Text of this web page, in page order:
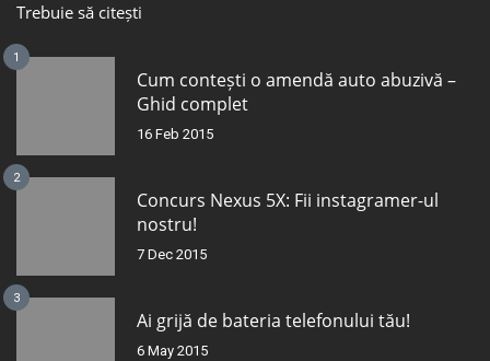
Trebuie să citești
1
Cum contești o amendă auto abuzivă –
Ghid complet
16 Feb 2015
2
Concurs Nexus 5X: Fii instagramer-ul
nostru!
7 Dec 2015
3
Ai grijă de bateria telefonului tău!
6 May 2015